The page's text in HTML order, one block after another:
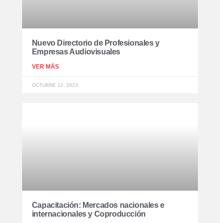
Nuevo Directorio de Profesionales y
Empresas Audiovisuales
VER MÁS
OCTUBRE 12, 2023
Capacitación: Mercados nacionales e
internacionales y Coproducción